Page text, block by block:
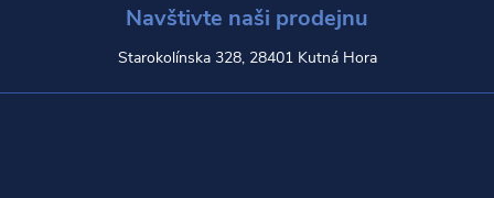
Navštivte naši prodejnu
Starokolínska 328, 28401 Kutná Hora